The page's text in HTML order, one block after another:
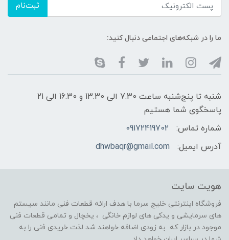
ثبت‌نام
ما را در شبکه‌های اجتماعی دنبال کنید:
شنبه تا پنج‌شنبه ساعت 7.30 الی 13.30 و 16.30 الی 21
پاسخگوی شما هستیم
شماره تماس:
09172419702
آدرس ایمیل:
dhwbaqr@gmail.com
هویت سایت
فروشگاه اینترنتی خلیج سرما با هدف ارائه قطعات فنی مانند سیستم
های سرمایشی و یدکی های لوازم خانگی ، یخچال و تمامی قطعات فنی
موجود در بازار که به زودی اضافه خواهند شد لذت خریدی فنی را به